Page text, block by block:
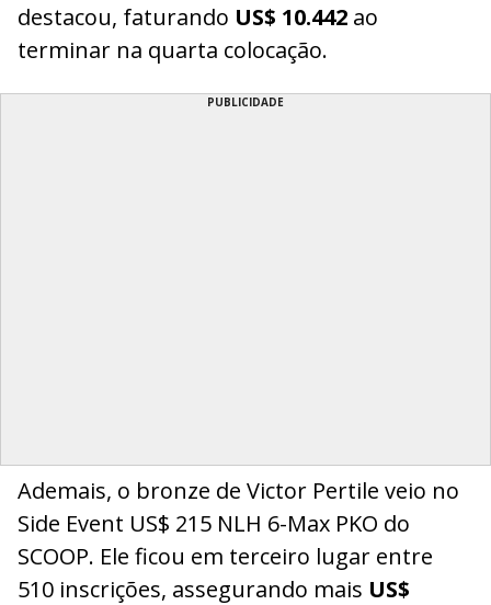
destacou, faturando US$ 10.442 ao
terminar na quarta colocação.
PUBLICIDADE
Ademais, o bronze de Victor Pertile veio no
Side Event US$ 215 NLH 6-Max PKO do
SCOOP. Ele ficou em terceiro lugar entre
510 inscrições, assegurando mais US$